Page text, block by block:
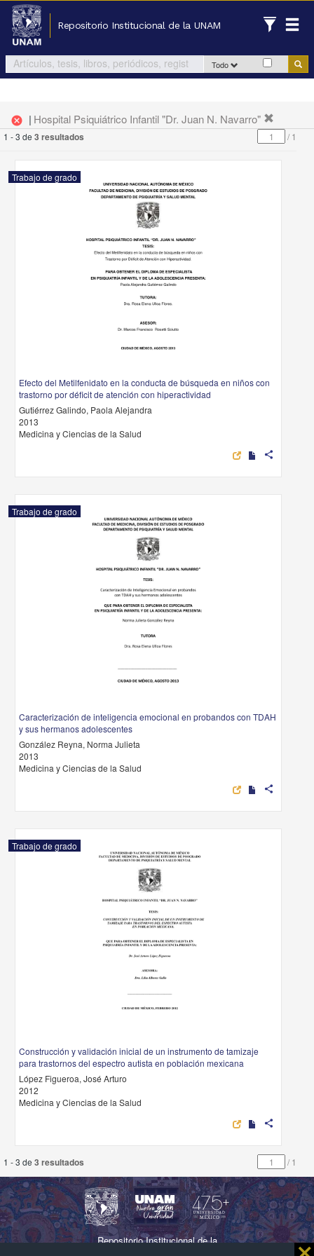
Repositorio Institucional de la UNAM
Todo
cancel | Hospital Psiquiátrico Infantil "Dr. Juan N. Navarro"
1 - 3 de 3 resultados /1
Trabajo de grado
Efecto del Metilfenidato en la conducta de búsqueda en niños con
trastorno por déficit de atención con hiperactividad
Gutiérrez Galindo, Paola Alejandra
2013
Medicina y Ciencias de la Salud
share
Trabajo de grado
Caracterización de inteligencia emocional en probandos con TDAH
y sus hermanos adolescentes
González Reyna, Norma Julieta
2013
Medicina y Ciencias de la Salud
share
Trabajo de grado
Construcción y validación inicial de un instrumento de tamizaje
para trastornos del espectro autista en población mexicana
López Figueroa, José Arturo
2012
Medicina y Ciencias de la Salud
share
1 - 3 de 3 resultados /1
Repositorio Institucional de la